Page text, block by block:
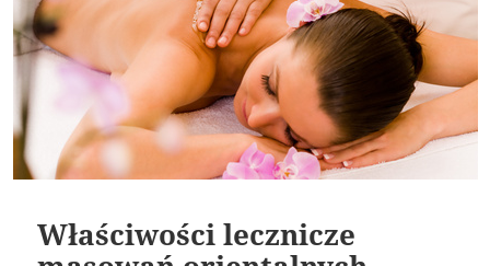
Właściwości lecznicze